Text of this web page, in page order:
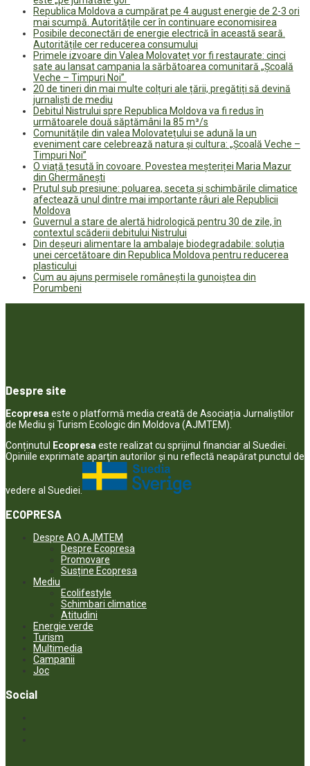
Republica Moldova a cumpărat pe 4 august energie de 2-3 ori
mai scumpă. Autoritățile cer în continuare economisirea
Posibile deconectări de energie electrică în această seară.
Autoritățile cer reducerea consumului
Primele izvoare din Valea Molovateț vor fi restaurate: cinci
sate au lansat campania la sărbătoarea comunitară „Școală
Veche – Timpuri Noi”
20 de tineri din mai multe colțuri ale țării, pregătiți să devină
jurnaliști de mediu
Debitul Nistrului spre Republica Moldova va fi redus în
următoarele două săptămâni la 85 m³/s
Comunitățile din valea Molovatețului se adună la un
eveniment care celebrează natura și cultura: „Școală Veche –
Timpuri Noi”
O viață țesută în covoare. Povestea meșteriței Maria Mazur
din Ghermănești
Prutul sub presiune: poluarea, seceta și schimbările climatice
afectează unul dintre mai importante râuri ale Republicii
Moldova
Guvernul a stare de alertă hidrologică pentru 30 de zile, în
contextul scăderii debitului Nistrului
Din deșeuri alimentare la ambalaje biodegradabile: soluția
unei cercetătoare din Republica Moldova pentru reducerea
plasticului
Cum au ajuns permisele românești la gunoiștea din
Porumbeni
Despre site
Ecopresaeste o platformă media creată de Asociația Jurnaliștilor
de Mediu și Turism Ecologic din Moldova (AJMTEM).
Conținutul
Ecopresaeste realizat cu sprijinul financiar al Suediei.
Opiniile exprimate aparţin autorilor şi nu reflectă neapărat punctul de
vedere al Suediei.
ECOPRESA
Despre AO AJMTEM
Despre Ecopresa
Promovare
Susține Ecopresa
Mediu
Ecolifestyle
Schimbari climatice
Atitudini
Energie verde
Turism
Multimedia
Campanii
Joc
Social